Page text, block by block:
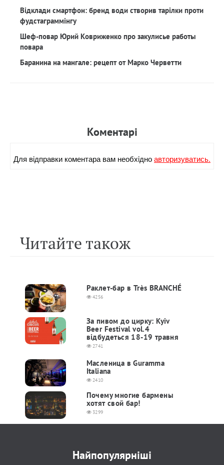
Відклади смартфон: бренд води створив тарілки проти
фудстаграммінгу
Шеф-повар Юрий Ковриженко про закулисье работы
повара
Баранина на мангале: рецепт от Марко Черветти
Коментарi
Для вiдправки коментара вам необхiдноавторизуватись.
Читайте також
Раклет-бар в Très BRANCHÉ
4256
За пивом до цирку: Kyiv
Beer Festival vol.4
відбудеться 18-19 травня
2741
Масленица в Guramma
Italiana
2410
Почему многие бармены
хотят свой бар!
3299
Найпопулярніші